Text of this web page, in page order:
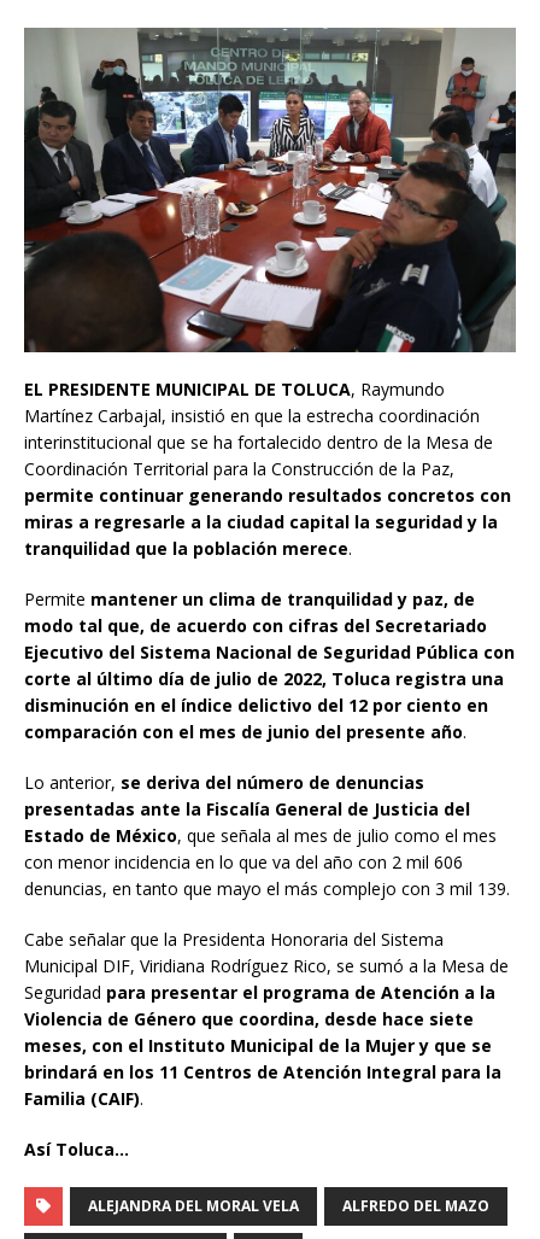
EL PRESIDENTE MUNICIPAL DE TOLUCA, Raymundo
Martínez Carbajal, insistió en que la estrecha coordinación
interinstitucional que se ha fortalecido dentro de la Mesa de
Coordinación Territorial para la Construcción de la Paz,
permite continuar generando resultados concretos con
miras a regresarle a la ciudad capital la seguridad y la
tranquilidad que la población merece.
Permite mantener un clima de tranquilidad y paz, de
modo tal que, de acuerdo con cifras del Secretariado
Ejecutivo del Sistema Nacional de Seguridad Pública con
corte al último día de julio de 2022, Toluca registra una
disminución en el índice delictivo del 12 por ciento en
comparación con el mes de junio del presente año.
Lo anterior, se deriva del número de denuncias
presentadas ante la Fiscalía General de Justicia del
Estado de México, que señala al mes de julio como el mes
con menor incidencia en lo que va del año con 2 mil 606
denuncias, en tanto que mayo el más complejo con 3 mil 139.
Cabe señalar que la Presidenta Honoraria del Sistema
Municipal DIF, Viridiana Rodríguez Rico, se sumó a la Mesa de
Seguridad para presentar el programa de Atención a la
Violencia de Género que coordina, desde hace siete
meses, con el Instituto Municipal de la Mujer y que se
brindará en los 11 Centros de Atención Integral para la
Familia (CAIF).
Así Toluca…
ALEJANDRA DEL MORAL VELA ALFREDO DEL MAZO